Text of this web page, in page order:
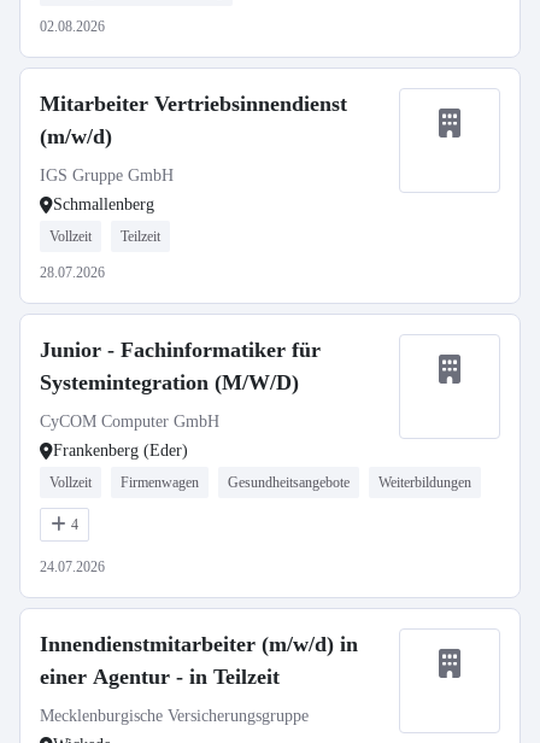
02.08.2026
Mitarbeiter Vertriebsinnendienst
(m/w/d)
IGS Gruppe GmbH
Schmallenberg
Vollzeit Teilzeit
28.07.2026
Junior - Fachinformatiker für
Systemintegration (M/W/D)
CyCOM Computer GmbH
Frankenberg (Eder)
Vollzeit Firmenwagen Gesundheitsangebote Weiterbildungen
4
24.07.2026
Innendienstmitarbeiter (m/w/d) in
einer Agentur - in Teilzeit
Mecklenburgische Versicherungsgruppe